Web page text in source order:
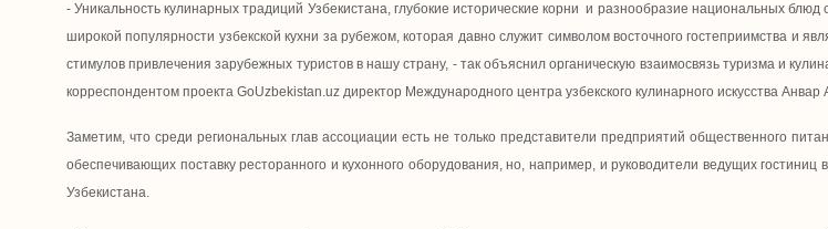
- Уникальность кулинарных традиций Узбекистана, глубокие исторические корни и разнообразие национальных блюд
широкой популярности узбекской кухни за рубежом, которая давно служит символом восточного гостеприимства и
стимулов привлечения зарубежных туристов в нашу страну, - так объяснил органическую взаимосвязь туризма и
корреспондентом проекта GoUzbekistan.uz директор Международного центра узбекского кулинарного искусства Анвар
Заметим, что среди региональных глав ассоциации есть не только представители предприятий общественного
обеспечивающих поставку ресторанного и кухонного оборудования, но, например, и руководители ведущих гостиниц
Узбекистана.